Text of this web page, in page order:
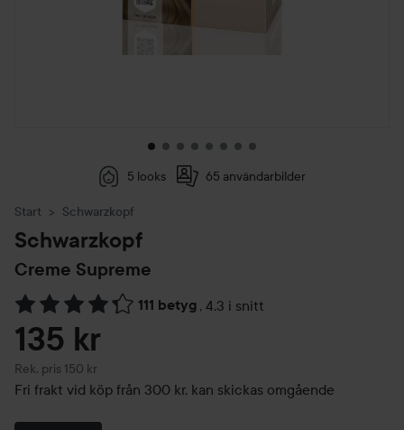
5 looks 65 användarbilder
Start Schwarzkopf
Schwarzkopf
Creme Supreme
111 betyg , 4.3 i snitt
Hoppa till Betyg & kommentarer
135 kr
Rek. pris 150 kr
Rekommenderat pris 150 kr
Fri frakt vid köp från 300 kr, kan skickas omgående